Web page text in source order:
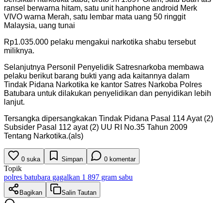
ransel berwarna hitam, satu unit hanphone android Merk
VIVO warna Merah, satu lembar mata uang 50 ringgit
Malaysia, uang tunai
Rp1.035.000 pelaku mengakui narkotika shabu tersebut
miliknya.
Selanjutnya Personil Penyelidik Satresnarkoba membawa
pelaku berikut barang bukti yang ada kaitannya dalam
Tindak Pidana Narkotika ke kantor Satres Narkoba Polres
Batubara untuk dilakukan penyelidikan dan penyidikan lebih
lanjut.
Tersangka dipersangkakan Tindak Pidana Pasal 114 Ayat (2)
Subsider Pasal 112 ayat (2) UU RI No.35 Tahun 2009
Tentang Narkotika.(als)
0 suka Simpan 0 komentar
Topik
polres batubara gagalkan 1 897 gram sabu
Bagikan Salin Tautan